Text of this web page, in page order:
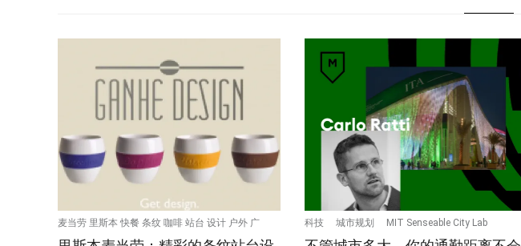
麦当劳 里斯本 快餐 条纹 咖啡 站台 设计 户外 广 科技 城市规划 MIT Senseable City Lab